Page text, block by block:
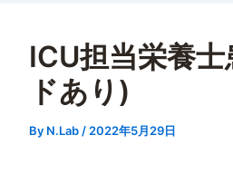
ICU担当栄養
ドあり)
By N.Lab / 2022年5月29日